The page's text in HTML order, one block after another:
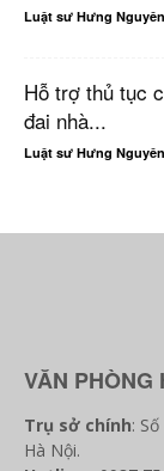
Luật sư Hưng Nguyên
Hỗ trợ thủ tục
đai nhà...
Luật sư Hưng Nguyên
VĂN PHÒNG
Trụ sở chính:
Hà Nội.